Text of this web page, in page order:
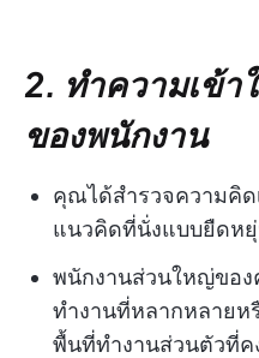
2. ทำความเข้า
ของพนักงาน
คุณได้สำรวจความคิด
แนวคิดที่นั่งแบบยืดห
พนักงานส่วนใหญ่ขอ
ทำงานที่หลากหลาย
พื้นที่ทำงานส่วนตัวที่ค